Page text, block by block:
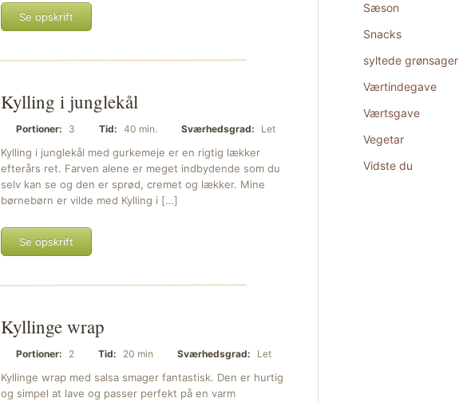
Se opskrift
Kylling i junglekål
Portioner: 3 Tid: 40 min. Sværhedsgrad: Let
Kylling i junglekål med gurkemeje er en rigtig lækker
efterårs ret. Farven alene er meget indbydende som du
selv kan se og den er sprød, cremet og lækker. Mine
børnebørn er vilde med Kylling i […]
Se opskrift
Kyllinge wrap
Portioner: 2 Tid: 20 min Sværhedsgrad: Let
Kyllinge wrap med salsa smager fantastisk. Den er hurtig
og simpel at lave og passer perfekt på en varm
Sæson
Snacks
syltede grønsager
Værtindegave
Værtsgave
Vegetar
Vidste du